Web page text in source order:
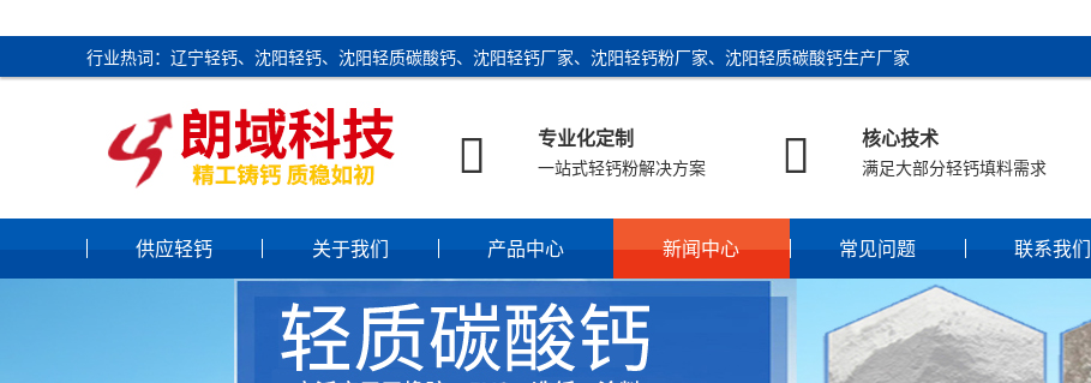
行业热词：辽宁轻钙、沈阳轻钙、沈阳轻质碳酸钙、沈阳轻钙厂家、沈阳轻钙粉厂家、沈阳轻质碳酸钙生产厂家
 专业化定制
一站式轻钙粉解决方案  核心技术
满足大部分轻钙填料需求
供应轻钙 关于我们 产品中心 新闻中心 常见问题 联系我们